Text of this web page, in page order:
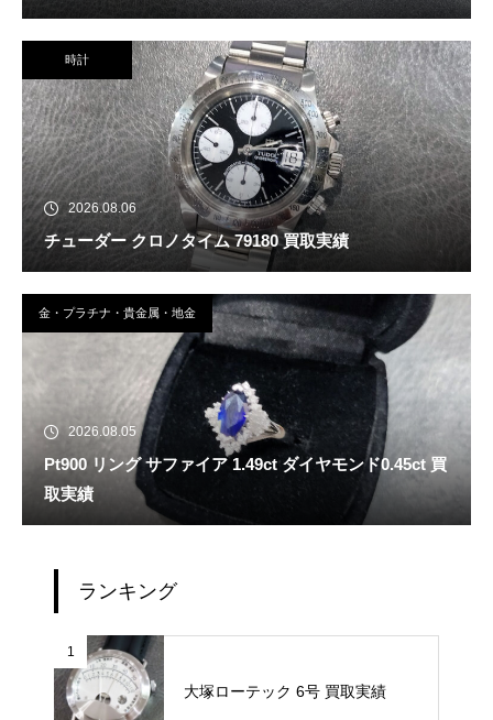
時計
2026.08.06
チューダー クロノタイム 79180 買取実績
金・プラチナ・貴金属・地金
2026.08.05
Pt900 リング サファイア 1.49ct ダイヤモンド0.45ct 買
取実績
ランキング
1
大塚ローテック 6号 買取実績